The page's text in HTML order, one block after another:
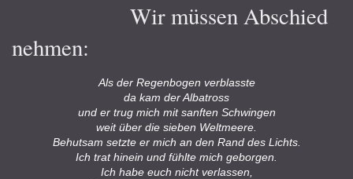
Wir müssen Abschied
nehmen:
Als der Regenbogen verblasste
da kam der Albatross
und er trug mich mit sanften Schwingen
weit über die sieben Weltmeere.
Behutsam setzte er mich an den Rand des Lichts.
Ich trat hinein und fühlte mich geborgen.
Ich habe euch nicht verlassen,